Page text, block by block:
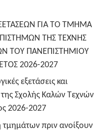
ΓΙΑ ΤO TMHMA
ΤΗΣ ΤΕΧΝΗΣ
ΤΟΥ ΠΑΝΕΠΙΣΤΗΜΙΟΥ
2026-2027
εξετάσεις και
Σχολής Καλών Τεχνών
2026-2027
πριν ανοίξουν